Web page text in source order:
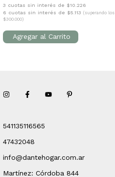
3 cuotas sin interés de $10.226
6 cuotas sin interés de $5.113 (superando los
$300.000)
541135116565
47432048
info@dantehogar.com.ar
Martínez: Córdoba 844